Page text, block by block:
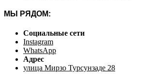
МЫ РЯДОМ:
Социальные сети
Instagram
WhatsApp
Адрес
улица Мирзо Турсунзаде 28